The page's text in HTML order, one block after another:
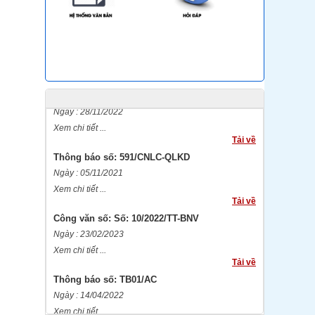
Thông báo số: 793/TB-CNLC
Xem chi tiết ...
Tải về
Thông báo số: 591/CNLC-QLKD
Ngày : 05/11/2021
Xem chi tiết ...
Tải về
Công văn số: Số: 10/2022/TT-BNV
Ngày : 23/02/2023
Xem chi tiết ...
Tải về
Thông báo số: TB01/AC
Ngày : 14/04/2022
Xem chi tiết ...